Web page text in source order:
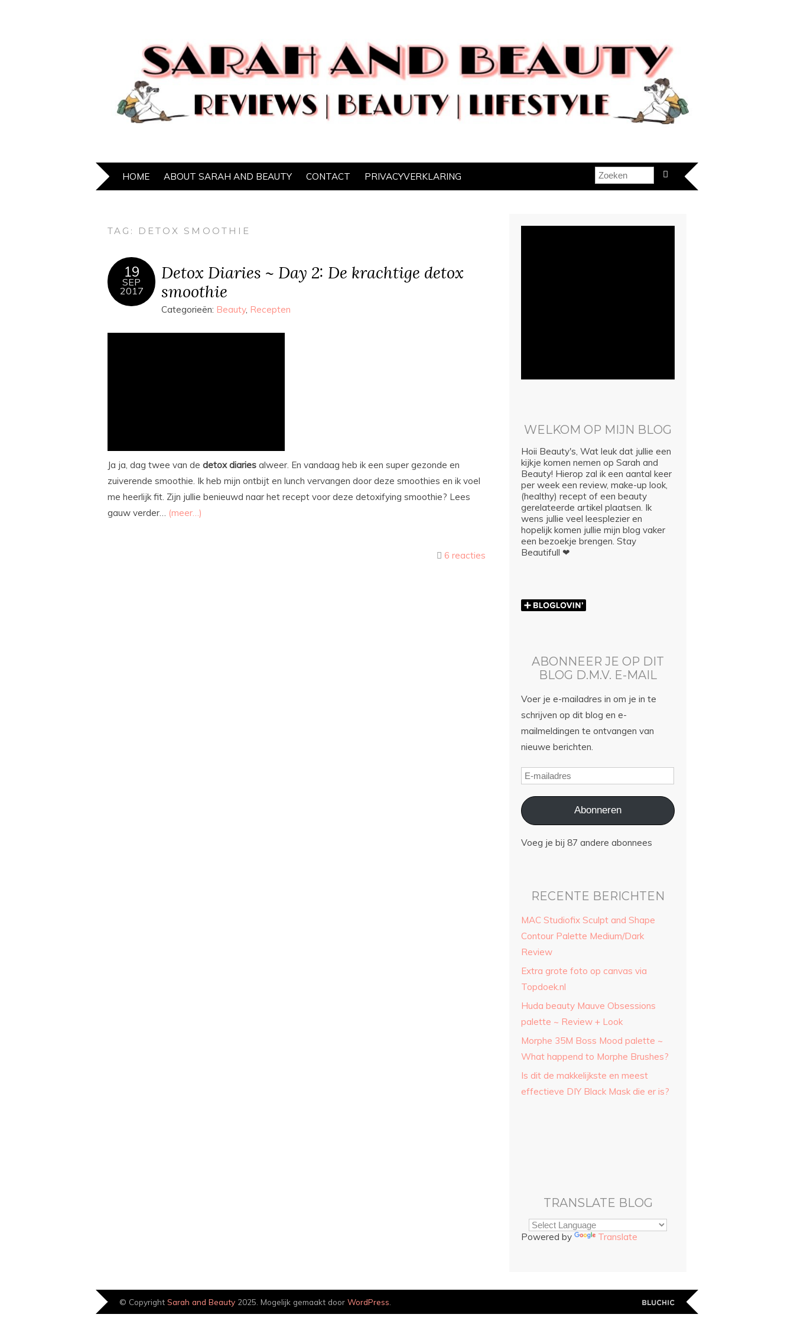
HOME ABOUT SARAH AND BEAUTY CONTACT PRIVACYVERKLARING
TAG: DETOX SMOOTHIE
19
SEP
2017
Detox Diaries ~ Day 2: De krachtige detox
smoothie
Categorieën: Beauty, Recepten
Ja ja, dag twee van de detox diaries alweer. En vandaag heb ik een super gezonde en
zuiverende smoothie. Ik heb mijn ontbijt en lunch vervangen door deze smoothies en ik voel
me heerlijk fit. Zijn jullie benieuwd naar het recept voor deze detoxifying smoothie? Lees
gauw verder… (meer…)
6 reacties
WELKOM OP MIJN BLOG
Hoii Beauty's, Wat leuk dat jullie een
kijkje komen nemen op Sarah and
Beauty! Hierop zal ik een aantal keer
per week een review, make-up look,
(healthy) recept of een beauty
gerelateerde artikel plaatsen. Ik
wens jullie veel leesplezier en
hopelijk komen jullie mijn blog vaker
een bezoekje brengen. Stay
Beautifull ❤
ABONNEER JE OP DIT
BLOG D.M.V. E-MAIL
Voer je e-mailadres in om je in te
schrijven op dit blog en e-
mailmeldingen te ontvangen van
nieuwe berichten.
Abonneren
Voeg je bij 87 andere abonnees
RECENTE BERICHTEN
MAC Studiofix Sculpt and Shape
Contour Palette Medium/Dark
Review
Extra grote foto op canvas via
Topdoek.nl
Huda beauty Mauve Obsessions
palette ~ Review + Look
Morphe 35M Boss Mood palette ~
What happend to Morphe Brushes?
Is dit de makkelijkste en meest
effectieve DIY Black Mask die er is?
TRANSLATE BLOG
Powered by Translate
© Copyright Sarah and Beauty 2025. Mogelijk gemaakt door WordPress